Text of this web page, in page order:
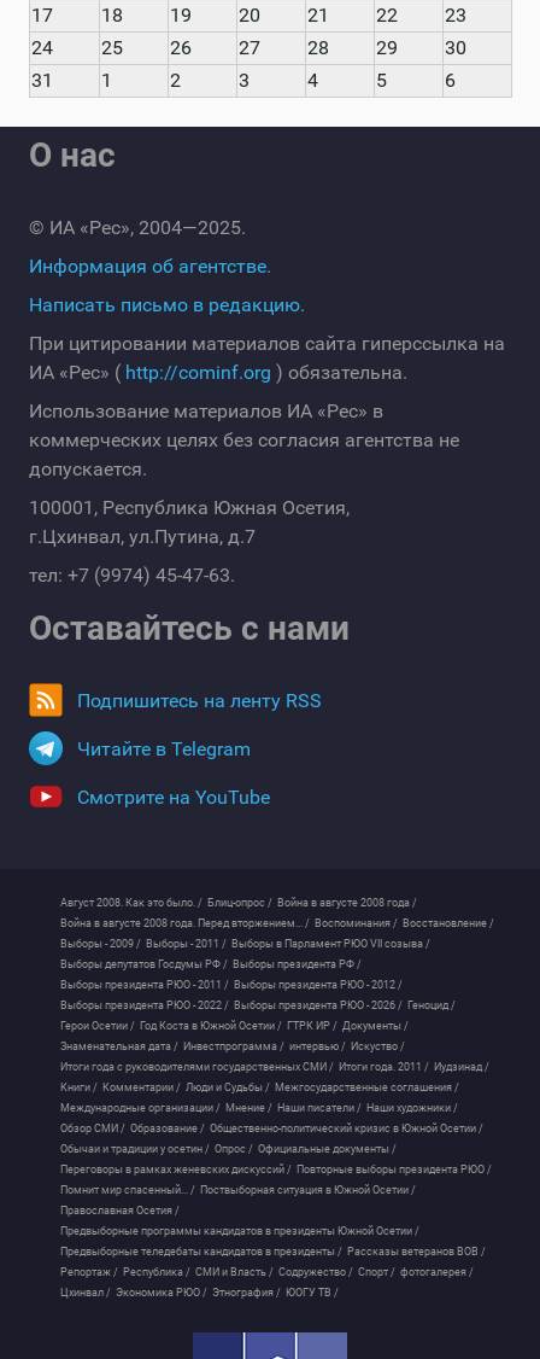
17
18 19 20 21 22
23
24
25 26 27 28 29
30
31
1 2 3 4 5 6
О нас
© ИА «Рес», 2004—2025.
Информация об агентстве.
Написать письмо в редакцию.
При цитировании материалов сайта гиперссылка на
ИА «Рес» ( http://cominf.org ) обязательна.
Использование материалов ИА «Рес» в
коммерческих целях без согласия агентства не
допускается.
100001, Республика Южная Осетия,
г.Цхинвал, ул.Путина, д.7
тел: +7 (9974) 45-47-63.
Оставайтесь с нами
Подпишитесь на ленту RSS
Читайте в Telegram
Смотрите на YouTube
Август 2008. Как это было. / Блиц-опрос / Война в августе 2008 года /
Война в августе 2008 года. Перед вторжением... / Воспоминания / Восстановление /
Выборы - 2009 / Выборы - 2011 / Выборы в Парламент РЮО VII созыва /
Выборы депутатов Госдумы РФ / Выборы президента РФ /
Выборы президента РЮО - 2011 / Выборы президента РЮО - 2012 /
Выборы президента РЮО - 2022 / Выборы президента РЮО - 2026 / Геноцид /
Герои Осетии / Год Коста в Южной Осетии / ГТРК ИР / Документы /
Знаменательная дата / Инвестпрограмма / интервью / Искуство /
Итоги года с руководителями государственных СМИ / Итоги года. 2011 / Иудзинад /
Книги / Комментарии / Люди и Судьбы / Межгосударственные соглашения /
Международные организации / Мнение / Наши писатели / Наши художники /
Обзор СМИ / Образование / Общественно-политический кризис в Южной Осетии /
Обычаи и традиции у осетин / Опрос / Официальные документы /
Переговоры в рамках женевских дискуссий / Повторные выборы президента РЮО /
Помнит мир спасенный... / Поствыборная ситуация в Южной Осетии /
Православная Осетия /
Предвыборные программы кандидатов в президенты Южной Осетии /
Предвыборные теледебаты кандидатов в президенты / Рассказы ветеранов ВОВ /
Репортаж / Республика / СМИ и Власть / Содружество / Спорт / фотогалерея /
Цхинвал / Экономика РЮО / Этнография / ЮОГУ ТВ /